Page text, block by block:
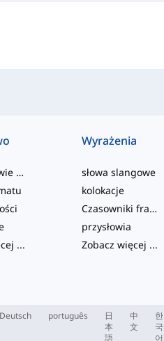
Na podstawie poziomu
...
Wyrażenia
słowa slangowe
kolokacje
Czasowniki frazowe
przysłowia
Zobacz więcej ...
Deutsch português
日
本
語
中
文
한
국
어